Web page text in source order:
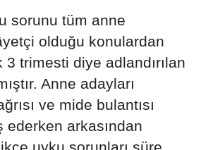
sorunu tüm anne
olduğu konulardan
trimesti diye adlandırılan
Anne adayları
ve mide bulantısı
ederken arkasından